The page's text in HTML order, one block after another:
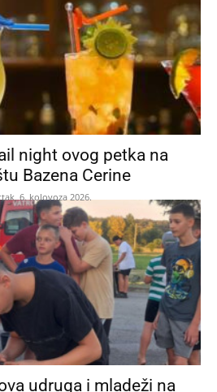
night ovog petka na
Bazena Cerine
6. kolovoza 2026.
udruga i mladeži na